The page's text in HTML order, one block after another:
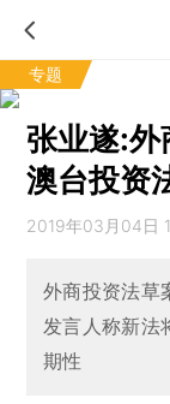
专题
张业遂:
澳台投资
2019年03月04日
外商投资法草
发言人称新法
期性